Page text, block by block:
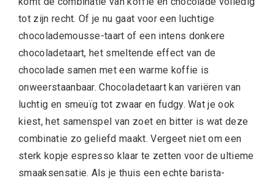
tot zijn recht. Of je nu gaat voor een luchtige
chocolademousse-taart of een intens donkere
chocoladetaart, het smeltende effect van de
chocolade samen met een warme koffie is
onweerstaanbaar. Chocoladetaart kan variëren van
luchtig en smeuïg tot zwaar en fudgy. Wat je ook
kiest, het samenspel van zoet en bitter is wat deze
combinatie zo geliefd maakt. Vergeet niet om een
sterk kopje espresso klaar te zetten voor de ultieme
smaaksensatie. Als je thuis een echte barista-